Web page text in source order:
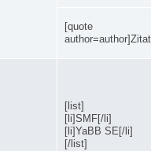
[quote
[list]
[li]SMF[/li]
[li]YaBB SE[/li]
[/list]